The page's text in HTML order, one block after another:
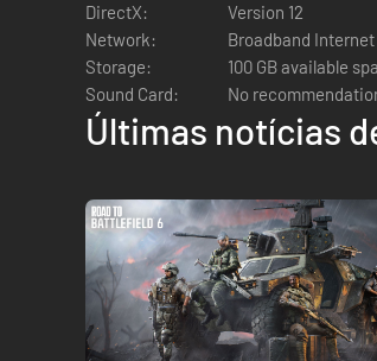
DirectX:
Version 12
Network:
Broadband
Storage:
100 GB available
Sound Card:
No
Últimas notícias